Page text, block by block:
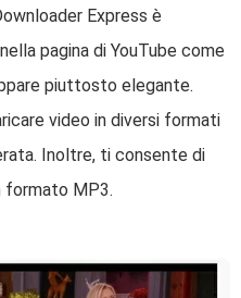
Express è
pagina di YouTube come
piuttosto elegante.
video in diversi formati
Inoltre, ti consente di
formato MP3.